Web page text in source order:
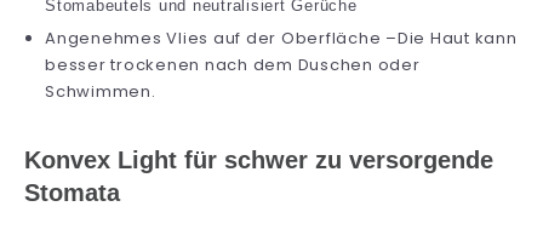
Stomabeutels und neutralisiert Gerüche
Angenehmes Vlies auf der Oberfläche –Die Haut kann
besser trockenen nach dem Duschen oder
Schwimmen.
Konvex Light für schwer zu versorgende
Stomata